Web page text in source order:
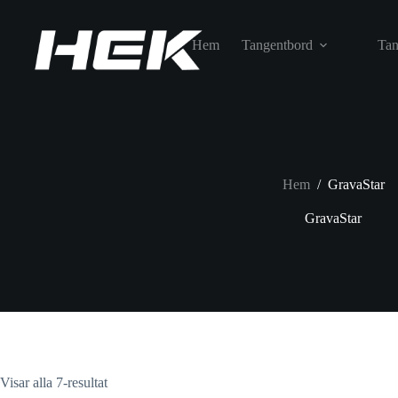
Hem Tangentbord
Hem / GravaStar
GravaStar
Visar alla 7-resultat